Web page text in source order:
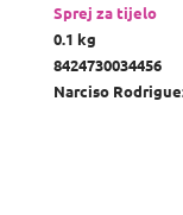
Sprej za tijelo
0.1 kg
8424730034456
Narciso